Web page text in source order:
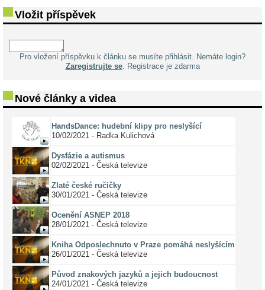
Vložit příspěvek
Pro vložení příspěvku k článku se musíte přihlásit. Nemáte login?
Zaregistrujte se. Registrace je zdarma
Nové články a videa
HandsDance: hudební klipy pro neslyšící
10/02/2021 - Radka Kulichová
Dysfázie a autismus
02/02/2021 - Česká televize
Zlaté české ručičky
30/01/2021 - Česká televize
Ocenění ASNEP 2018
28/01/2021 - Česká televize
Kniha Odposlechnuto v Praze pomáhá neslyšícím
26/01/2021 - Česká televize
Původ znakových jazyků a jejich budoucnost
24/01/2021 - Česká televize